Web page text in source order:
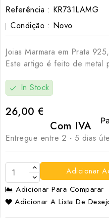
Referência : KR731LAMG
Condição : Novo
Joias Marmara em Prata
Este artigo é feito de metal
check In Stock
26,00 €
Com IVA
Entregue entre 2 - 5 dias
Adicionar
Adicionar Para Comparar
Adicionar A Lista De